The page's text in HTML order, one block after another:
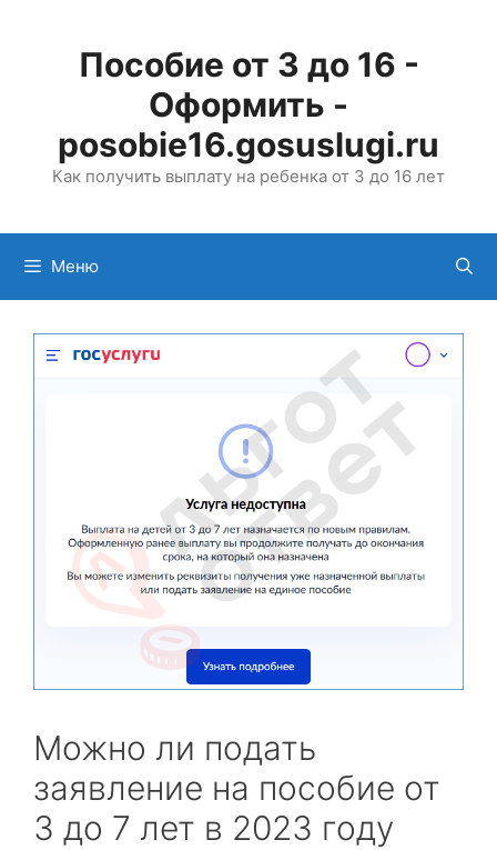
содержимомуПособие от 3 до 16 -
Оформить -
posobie16.gosuslugi.ru
Как получить выплату на ребенка от 3 до 16 лет
Меню
Можно ли подать
заявление на пособие от
3 до 7 лет в 2023 году